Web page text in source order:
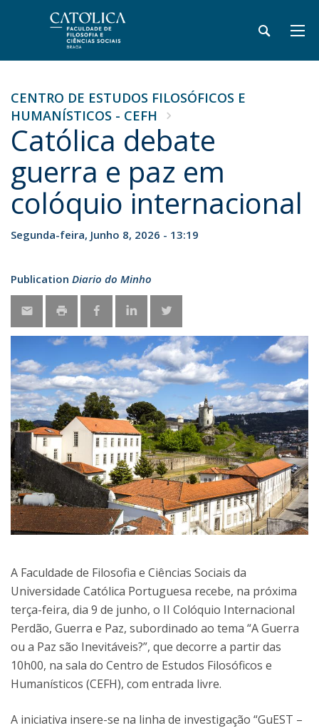
CENTRO DE ESTUDOS FILOSÓFICOS E
HUMANÍSTICOS - CEFH
Católica debate
guerra e paz em
colóquio internacional
Segunda-feira, Junho 8, 2026 - 13:19
Publication Diario do Minho
A Faculdade de Filosofia e Ciências Sociais da
Universidade Católica Portuguesa recebe, na próxima
terça-feira, dia 9 de junho, o II Colóquio Internacional
Perdão, Guerra e Paz, subordinado ao tema “A Guerra
ou a Paz são Inevitáveis?”, que decorre a partir das
10h00, na sala do Centro de Estudos Filosóficos e
Humanísticos (CEFH), com entrada livre.
A iniciativa insere-se na linha de investigação “GuEST –